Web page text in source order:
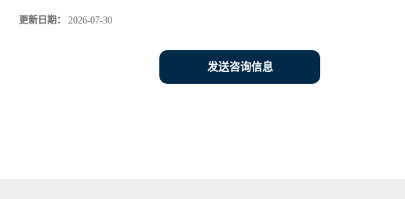
更新日期： 2026-07-30
发送咨询信息